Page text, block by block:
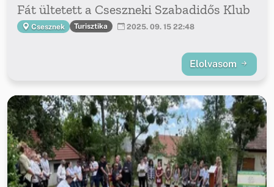
Fát ültetett a Cseszneki Szabadidős Klub
Csesznek Turisztika 2025. 09. 15 22:48
Elolvasom